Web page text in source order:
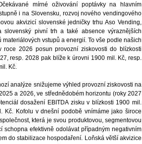
mírné oživování poptávky na hlavním
i na Slovensku, rozvoj nového vendingového
akvizicí slovenské jedničky trhu Aso Vending,
slovenský pivní trh a také absence výraznějších
vstupů a energií. To vše podle našich
roce 2026 posun provozní ziskovosti do blízkosti
resp. 2028 pak blíže k úrovni 1900 mil. Kč, resp.
Kč.
analýze snižujeme výhled provozní ziskovosti na
a 2026, ve střednědobém horizontu (roky 2027
dosažení EBITDA zisku v blízkosti 1900 mil.
Kč. Kofolu v dnešní podobě vnímáme jako široce
která je svou produktovou, segmentovou
schopna efektivně odolávat případným negativním
do stabilizace hospodaření. Loňská větší akvizice